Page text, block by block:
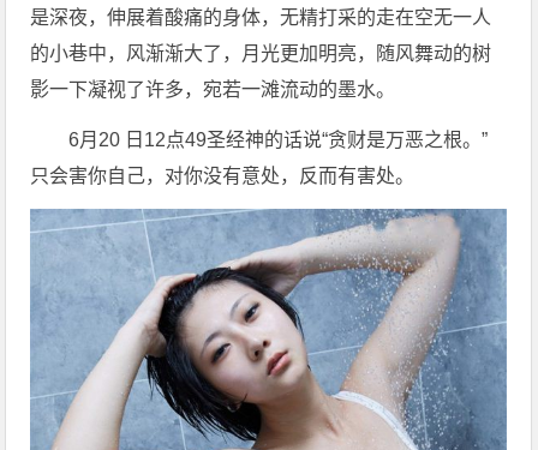
是深夜，伸展着酸痛的身体，无精打采的走在空无一人
的小巷中，风渐渐大了，月光更加明亮，随风舞动的树
影一下凝视了许多，宛若一滩流动的墨水。
6月20 日12点49圣经神的话说“贪财是万恶之根。”
只会害你自己，对你没有意处，反而有害处。